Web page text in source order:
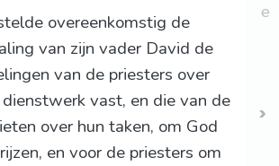
overeenkomstig de
van zijn vader David de
van de priesters over
dienstwerk vast, en die van de
over hun taken, om God
en voor de priesters om
e